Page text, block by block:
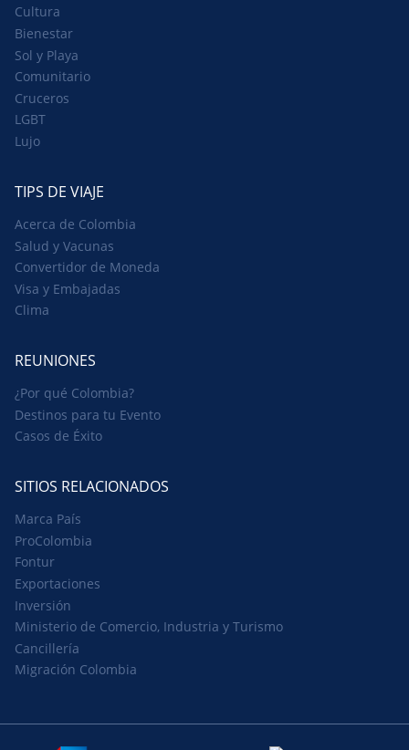
Cultura
Bienestar
Sol y Playa
Comunitario
Cruceros
LGBT
Lujo
TIPS DE VIAJE
Acerca de Colombia
Salud y Vacunas
Convertidor de Moneda
Visa y Embajadas
Clima
REUNIONES
¿Por qué Colombia?
Destinos para tu Evento
Casos de Éxito
SITIOS RELACIONADOS
Marca País
ProColombia
Fontur
Exportaciones
Inversión
Ministerio de Comercio, Industria y Turismo
Cancillería
Migración Colombia